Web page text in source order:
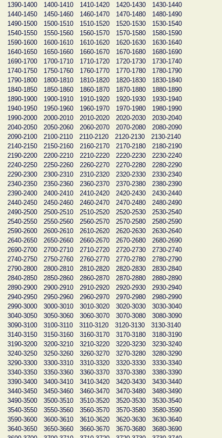
1390-1400
1400-1410 1410-1420 1420-1430
1430-1440
1440-1450
1450-1460 1460-1470 1470-1480
1480-1490
1490-1500
1500-1510 1510-1520 1520-1530
1530-1540
1540-1550
1550-1560 1560-1570 1570-1580
1580-1590
1590-1600
1600-1610 1610-1620 1620-1630
1630-1640
1640-1650
1650-1660 1660-1670 1670-1680
1680-1690
1690-1700
1700-1710 1710-1720 1720-1730
1730-1740
1740-1750
1750-1760 1760-1770 1770-1780
1780-1790
1790-1800
1800-1810 1810-1820 1820-1830
1830-1840
1840-1850
1850-1860 1860-1870 1870-1880
1880-1890
1890-1900
1900-1910 1910-1920 1920-1930
1930-1940
1940-1950
1950-1960 1960-1970 1970-1980
1980-1990
1990-2000
2000-2010 2010-2020 2020-2030
2030-2040
2040-2050
2050-2060 2060-2070 2070-2080
2080-2090
2090-2100
2100-2110 2110-2120 2120-2130
2130-2140
2140-2150
2150-2160 2160-2170 2170-2180
2180-2190
2190-2200
2200-2210 2210-2220 2220-2230
2230-2240
2240-2250
2250-2260 2260-2270 2270-2280
2280-2290
2290-2300
2300-2310 2310-2320 2320-2330
2330-2340
2340-2350
2350-2360 2360-2370 2370-2380
2380-2390
2390-2400
2400-2410 2410-2420 2420-2430
2430-2440
2440-2450
2450-2460 2460-2470 2470-2480
2480-2490
2490-2500
2500-2510 2510-2520 2520-2530
2530-2540
2540-2550
2550-2560 2560-2570 2570-2580
2580-2590
2590-2600
2600-2610 2610-2620 2620-2630
2630-2640
2640-2650
2650-2660 2660-2670 2670-2680
2680-2690
2690-2700
2700-2710 2710-2720 2720-2730
2730-2740
2740-2750
2750-2760 2760-2770 2770-2780
2780-2790
2790-2800
2800-2810 2810-2820 2820-2830
2830-2840
2840-2850
2850-2860 2860-2870 2870-2880
2880-2890
2890-2900
2900-2910 2910-2920 2920-2930
2930-2940
2940-2950
2950-2960 2960-2970 2970-2980
2980-2990
2990-3000
3000-3010 3010-3020 3020-3030
3030-3040
3040-3050
3050-3060 3060-3070 3070-3080
3080-3090
3090-3100
3100-3110 3110-3120 3120-3130
3130-3140
3140-3150
3150-3160 3160-3170 3170-3180
3180-3190
3190-3200
3200-3210 3210-3220 3220-3230
3230-3240
3240-3250
3250-3260 3260-3270 3270-3280
3280-3290
3290-3300
3300-3310 3310-3320 3320-3330
3330-3340
3340-3350
3350-3360 3360-3370 3370-3380
3380-3390
3390-3400
3400-3410 3410-3420 3420-3430
3430-3440
3440-3450
3450-3460 3460-3470 3470-3480
3480-3490
3490-3500
3500-3510 3510-3520 3520-3530
3530-3540
3540-3550
3550-3560 3560-3570 3570-3580
3580-3590
3590-3600
3600-3610 3610-3620 3620-3630
3630-3640
3640-3650
3650-3660 3660-3670 3670-3680
3680-3690